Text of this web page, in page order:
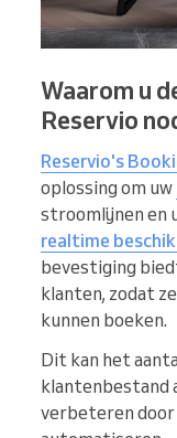
Waarom u
Reservio
Reservio's
oplossing om uw
stroomlijnen en
realtime
bevestiging
klanten, zodat
kunnen boeken.
Dit kan het
klantenbestand
verbeteren